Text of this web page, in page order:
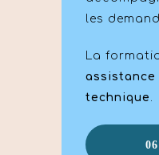
les
La
assistance
technique .